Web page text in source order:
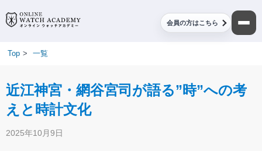
会員の方はこちら
Top > 一覧
近江神宮・網谷宮司が語る”時”への考
えと時計文化
2025年10月9日